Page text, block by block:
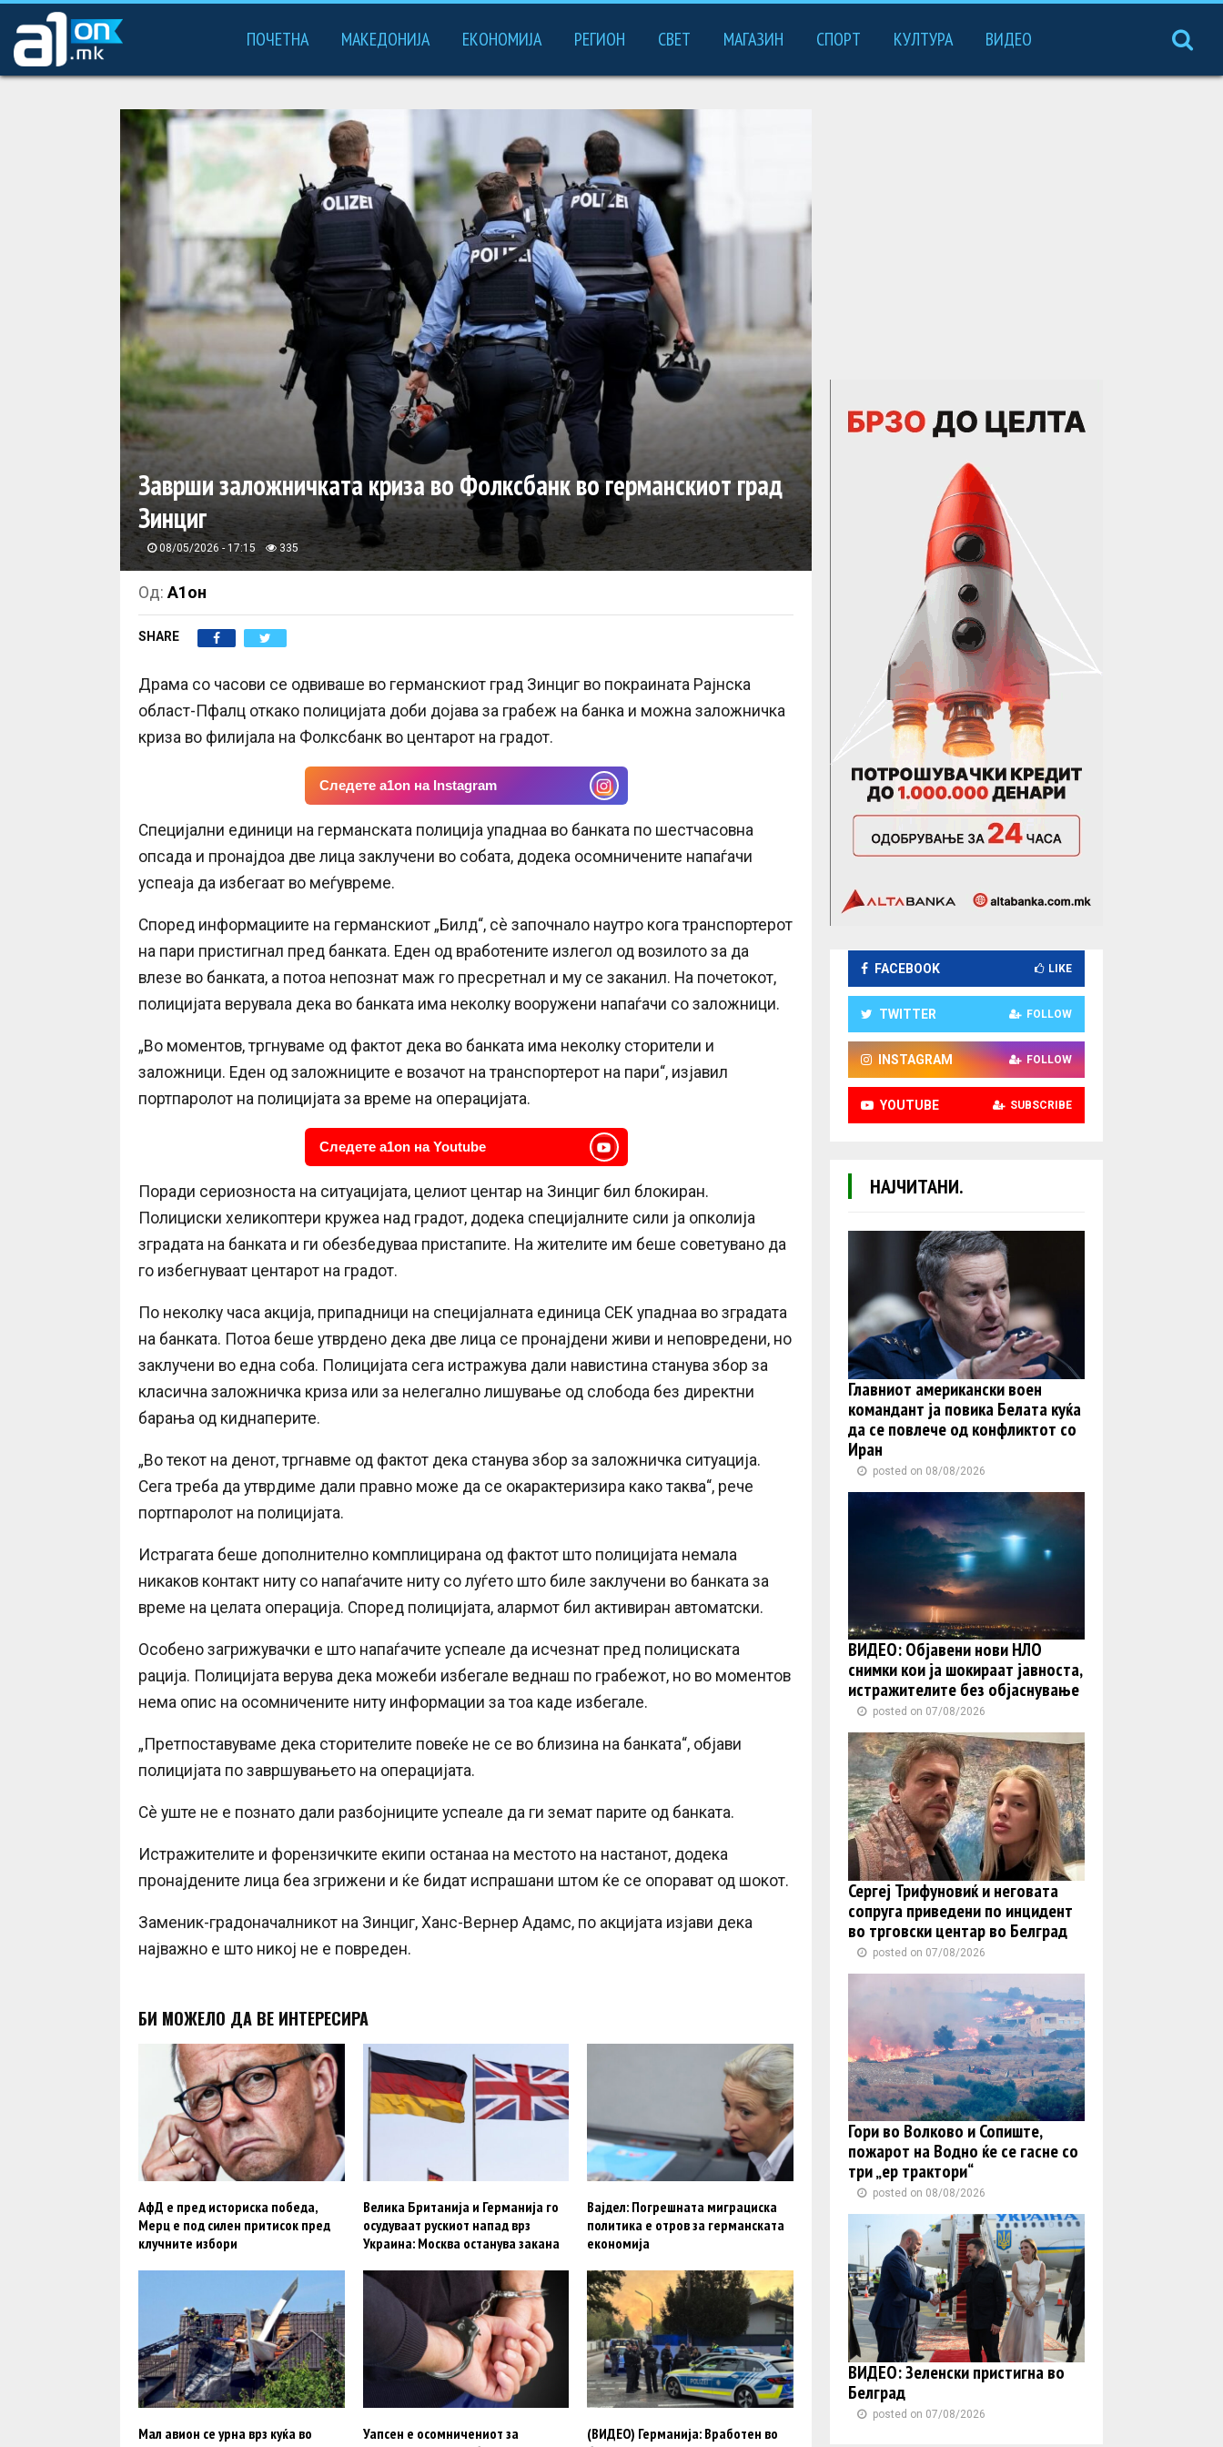
ПОЧЕТНА МАКЕДОНИЈА ЕКОНОМИЈА РЕГИОН СВЕТ МАГАЗИН СПОРТ КУЛТУРА ВИДЕО
Заврши заложничката криза во Фолксбанк во германскиот град
Зинциг
08/05/2026 - 17:15 335
Од: А1он
SHARE
Драма со часови се одвиваше во германскиот град Зинциг во покраината Рајнска
област-Пфалц откако полицијата доби дојава за грабеж на банка и можна заложничка
криза во филијала на Фолксбанк во центарот на градот.
Следете a1on на Instagram
Специјални единици на германската полиција упаднаа во банката по шестчасовна
опсада и пронајдоа две лица заклучени во собата, додека осомничените напаѓачи
успеаја да избегаат во меѓувреме.
Според информациите на германскиот „Билд“, сè започнало наутро кога транспортерот
на пари пристигнал пред банката. Еден од вработените излегол од возилото за да
влезе во банката, а потоа непознат маж го пресретнал и му се заканил. На почетокот,
полицијата верувала дека во банката има неколку вооружени напаѓачи со заложници.
„Во моментов, тргнуваме од фактот дека во банката има неколку сторители и
заложници. Еден од заложниците е возачот на транспортерот на пари“, изјавил
портпаролот на полицијата за време на операцијата.
Следете a1on на Youtube
Поради сериозноста на ситуацијата, целиот центар на Зинциг бил блокиран.
Полициски хеликоптери кружеа над градот, додека специјалните сили ја опколија
зградата на банката и ги обезбедуваа пристапите. На жителите им беше советувано да
го избегнуваат центарот на градот.
По неколку часа акција, припадници на специјалната единица СЕК упаднаа во зградата
на банката. Потоа беше утврдено дека две лица се пронајдени живи и неповредени, но
заклучени во една соба. Полицијата сега истражува дали навистина станува збор за
класична заложничка криза или за нелегално лишување од слобода без директни
барања од киднаперите.
„Во текот на денот, тргнавме од фактот дека станува збор за заложничка ситуација.
Сега треба да утврдиме дали правно може да се окарактеризира како таква“, рече
портпаролот на полицијата.
Истрагата беше дополнително комплицирана од фактот што полицијата немала
никаков контакт ниту со напаѓачите ниту со луѓето што биле заклучени во банката за
време на целата операција. Според полицијата, алармот бил активиран автоматски.
Особено загрижувачки е што напаѓачите успеале да исчезнат пред полициската
рација. Полицијата верува дека можеби избегале веднаш по грабежот, но во моментов
нема опис на осомничените ниту информации за тоа каде избегале.
„Претпоставуваме дека сторителите повеќе не се во близина на банката“, објави
полицијата по завршувањето на операцијата.
Сè уште не е познато дали разбојниците успеале да ги земат парите од банката.
Истражителите и форензичките екипи останаа на местото на настанот, додека
пронајдените лица беа згрижени и ќе бидат испрашани штом ќе се опорават од шокот.
Заменик-градоначалникот на Зинциг, Ханс-Вернер Адамс, по акцијата изјави дека
најважно е што никој не е повреден.
БИ МОЖЕЛО ДА ВЕ ИНТЕРЕСИРА
АфД е пред историска победа,
Мерц е под силен притисок пред
клучните избори
Велика Британија и Германија го
осудуваат рускиот напад врз
Украина: Москва останува закана
Вајдел: Погрешната миграциска
политика е отров за германската
економија
Мал авион се урна врз куќа во
Уапсен e осомничениот за
(ВИДЕО) Германија: Вработен во
FACEBOOK LIKE
TWITTER FOLLOW
INSTAGRAM FOLLOW
YOUTUBE SUBSCRIBE
НАЈЧИТАНИ.
Главниот американски воен
командант ја повика Белата куќа
да се повлече од конфликтот со
Иран
posted on 08/08/2026
ВИДЕО: Објавени нови НЛО
снимки кои ја шокираат јавноста,
истражителите без објаснување
posted on 07/08/2026
Сергеј Трифуновиќ и неговата
сопруга приведени по инцидент
во трговски центар во Белград
posted on 07/08/2026
Гори во Волково и Сопиште,
пожарот на Водно ќе се гасне со
три „ер трактори“
posted on 08/08/2026
ВИДЕО: Зеленски пристигна во
Белград
posted on 07/08/2026